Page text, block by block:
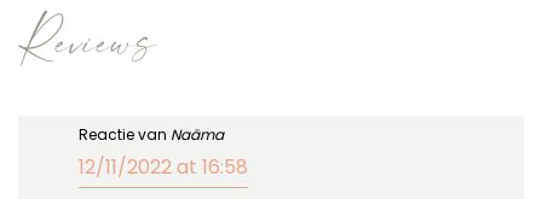
Reviews
Reactie van Naäma
12/11/2022 at 16:58